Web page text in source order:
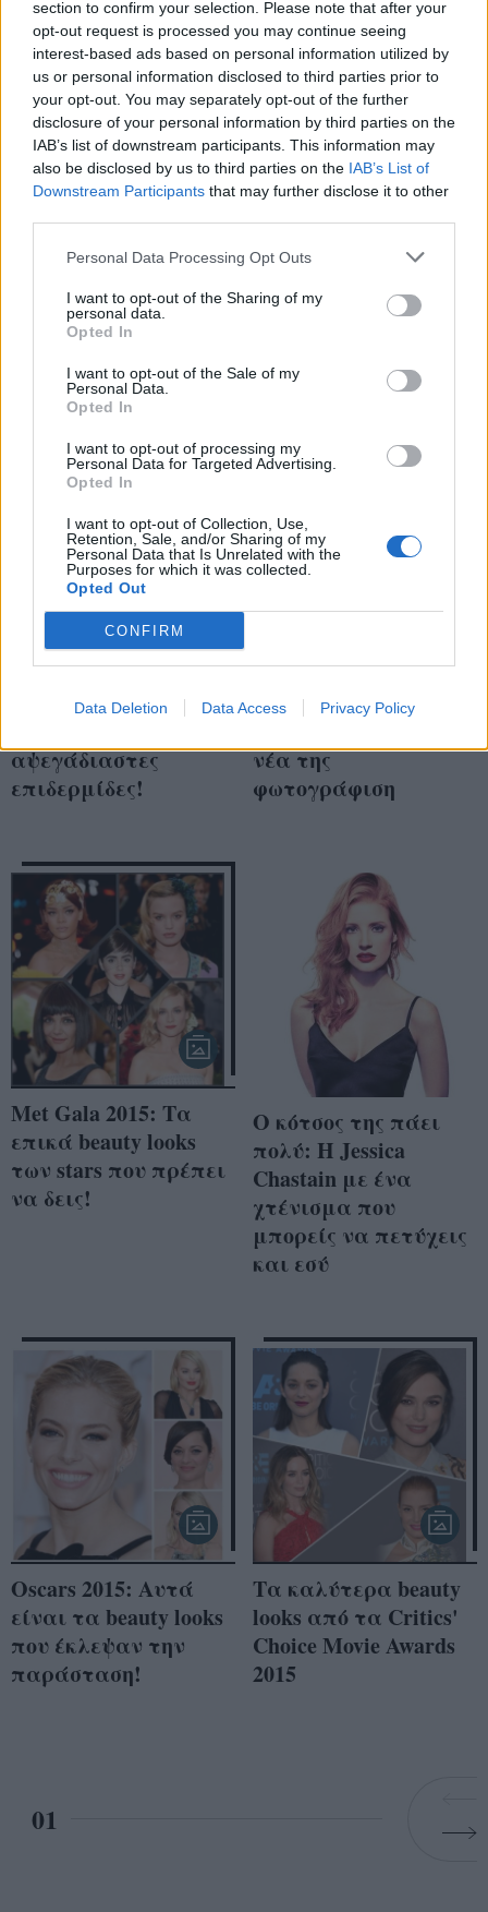
section to confirm your selection. Please note that after your
opt-out request is processed you may continue seeing
interest-based ads based on personal information utilized by
us or personal information disclosed to third parties prior to
your opt-out. You may separately opt-out of the further
disclosure of your personal information by third parties on the
IAB’s list of downstream participants. This information may
also be disclosed by us to third parties on the IAB’s List of
Downstream Participants that may further disclose it to other
Personal Data Processing Opt Outs
I want to opt-out of the Sharing of my
personal data.
Opted In
I want to opt-out of the Sale of my
Personal Data.
Opted In
I want to opt-out of processing my
Personal Data for Targeted Advertising.
Opted In
I want to opt-out of Collection, Use,
Retention, Sale, and/or Sharing of my
Personal Data that Is Unrelated with the
Purposes for which it was collected.
Opted Out
CONFIRM
Data Deletion Data Access Privacy Policy
απίστευτα σπίτια
διασήμων
μεγαλύτερες σταρ
του Hollywood κι όμως
χρησιμοποιεί το
Ο χρόνος περνά και
δεν τις αγγίζει: Οι
αψεγάδιαστες
επιδερμίδες!
Πραγματικά
αγνώριστη! Δείτε τη
νέα της
φωτογράφιση
Met Gala 2015: Τα
επικά beauty looks
των stars που πρέπει
να δεις!
Ο κότσος της πάει
πολύ: Η Jessica
Chastain με ένα
χτένισμα που
μπορείς να πετύχεις
και εσύ
Oscars 2015: Αυτά
είναι τα beauty looks
που έκλεψαν την
παράσταση!
Τα καλύτερα beauty
looks από τα Critics'
Choice Movie Awards
2015
01